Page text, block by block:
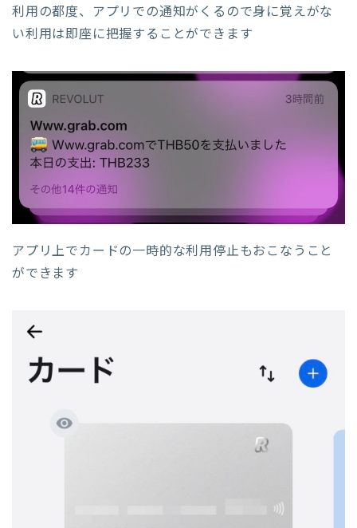
利用の都度、アプリでの通知がくるので身に覚えがな
い利用は即座に把握することができます
アプリ上でカードの一時的な利用停止もおこなうこと
ができます